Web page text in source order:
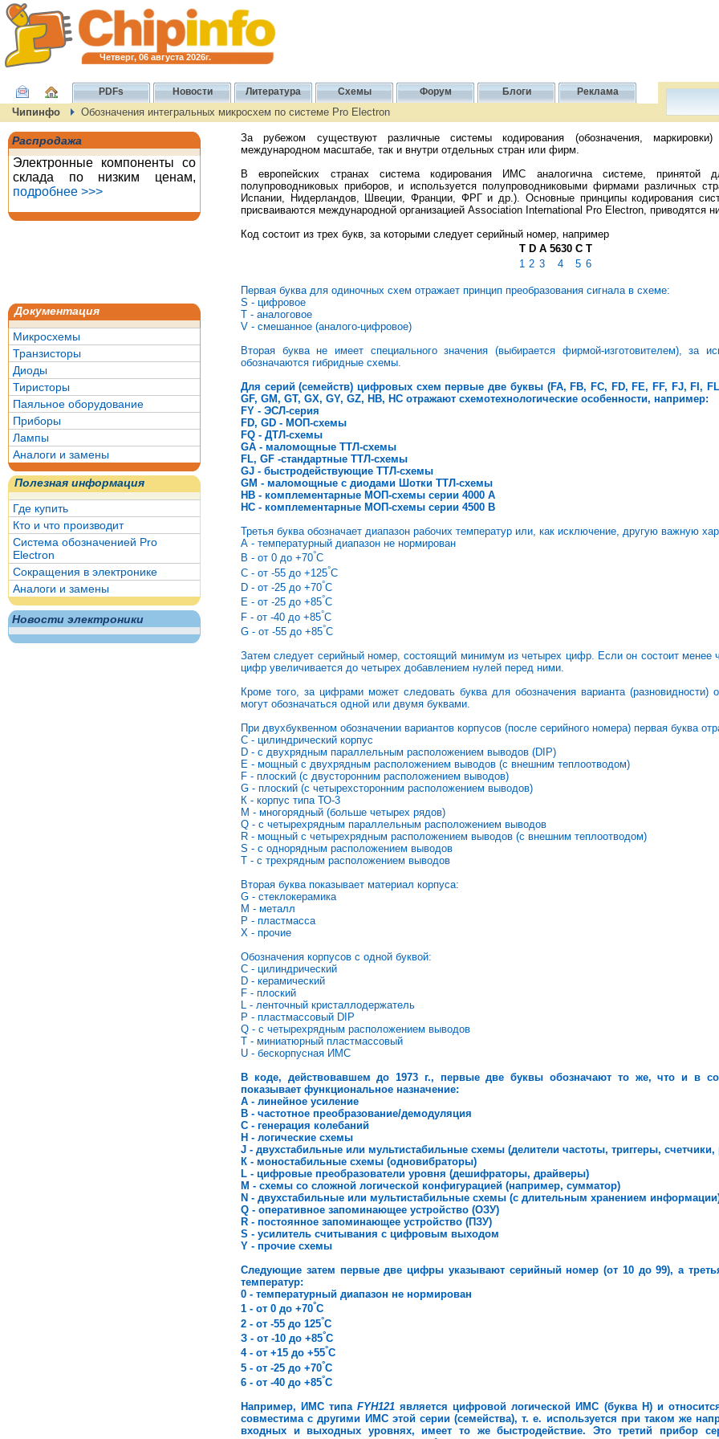
Четверг, 06 августа 2026г.
PDFs Новости Литература Схемы Форум Блоги Реклама
Чипинфо Обозначения интегральных микросхем по системе Pro Electron
Распродажа
Электронные компоненты со
склада по низким ценам,
подробнее >>>
Документация
Микросхемы
Транзисторы
Диоды
Тиристоры
Паяльное оборудование
Приборы
Лампы
Аналоги и замены
Полезная информация
Где купить
Кто и что производит
Система обозначенией Pro
Electron
Сокращения в электронике
Аналоги и замены
Новости электроники
За рубежом существуют различные системы кодирования (обозначения,
международном масштабе, так и внутри отдельных стран или фирм.
В европейских странах система кодирования ИМС аналогична системе, принятой
полупроводниковых приборов, и используется полупроводниковыми фирмами различных
Испании, Нидерландов, Швеции, Франции, ФРГ и др.). Основные принципы кодирования
присваиваются международной организацией Association International Pro Electron, приводятся
Код состоит из трех букв, за которыми следует серийный номер, например
T D A 5630 C T
1 2 3 4 5 6
Первая буква для одиночных схем отражает принцип преобразования сигнала в схеме:
S - цифровое
Т - аналоговое
V - смешанное (аналого-цифровое)
Вторая буква не имеет специального значения (выбирается фирмой-изготовителем), за
обозначаются гибридные схемы.
Для серий (семейств) цифровых схем первые две буквы (FA, FB, FC, FD, FE, FF, FJ, FI,
GF, GM, GT, GX, GY, GZ, HB, HC отражают схемотехнологические особенности, например:
FY - ЭСЛ-серия
FD, GD - МОП-схемы
FQ - ДТЛ-схемы
GA - маломощные ТТЛ-схемы
FL, GF -стандартные ТТЛ-схемы
GJ - быстродействующие ТТЛ-схемы
GM - маломощные с диодами Шотки ТТЛ-схемы
HВ - комплементарные МОП-схемы серии 4000 А
HС - комплементарные МОП-схемы серии 4500 В
Третья буква обозначает диапазон рабочих температур или, как исключение, другую важную
А - температурный диапазон не нормирован
В - от 0 до +70°C
C - от -55 до +125°С
D - от -25 до +70°C
Е - от -25 до +85°С
F - от -40 до +85°С
G - от -55 до +85°C
Затем следует серийный номер, состоящий минимум из четырех цифр. Если он состоит менее
цифр увеличивается до четырех добавлением нулей перед ними.
Кроме того, за цифрами может следовать буква для обозначения варианта (разновидности)
могут обозначаться одной или двумя буквами.
При двухбуквенном обозначении вариантов корпусов (после серийного номера) первая буква
С - цилиндрический корпус
D - с двухрядным параллельным расположением выводов (DIP)
Е - мощный с двухрядным расположением выводов (с внешним теплоотводом)
F - плоский (с двусторонним расположением выводов)
G - плоский (с четырехсторонним расположением выводов)
К - корпус типа ТО-3
М - многорядный (больше четырех рядов)
Q - с четырехрядным параллельным расположением выводов
R - мощный с четырехрядным расположением выводов (с внешним теплоотводом)
S - с однорядным расположением выводов
Т - с трехрядным расположением выводов
Вторая буква показывает материал корпуса:
G - стеклокерамика
М - металл
Р - пластмасса
X - прочие
Обозначения корпусов с одной буквой:
С - цилиндрический
D - керамический
F - плоский
L - ленточный кристаллодержатель
Р - пластмассовый DIP
Q - с четырехрядным расположением выводов
Т - миниатюрный пластмассовый
U - бескорпусная ИМС
В коде, действовавшем до 1973 г., первые две буквы обозначают то же, что и в
показывает функциональное назначение:
А - линейное усиление
В - частотное преобразование/демодуляция
С - генерация колебаний
H - логические схемы
J - двухстабильные или мультистабильные схемы (делители частоты, триггеры, счетчики,
К - моностабильные схемы (одновибраторы)
L - цифровые преобразователи уровня (дешифраторы, драйверы)
М - схемы со сложной логической конфигурацией (например, сумматор)
N - двухстабильные или мультистабильные схемы (с длительным хранением
Q - оперативное запоминающее устройство (ОЗУ)
R - постоянное запоминающее устройство (ПЗУ)
S - усилитель считывания с цифровым выходом
Y - прочие схемы
Следующие затем первые две цифры указывают серийный номер (от 10 до 99), а
температур:
0 - температурный диапазон не нормирован
1 - от 0 до +70°С
2 - от -55 до 125°C
З - от -10 до +85°С
4 - от +15 до +55°C
5 - от -25 до +70°С
6 - от -40 до +85°С
Например, ИМС типаFYН121 является цифровой логической ИМС (буква Н) и
совместима с другими ИМС этой серии (семейства), т. е. используется при таком же
входных и выходных уровнях, имеет то же быстродействие. Это третий прибор